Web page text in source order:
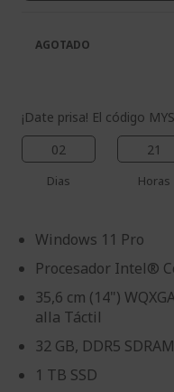
¡Date prisa! El código
02
Dias
21
Horas
Windows 11 Pro
Procesador Intel®
35,6 cm (14")
alla Táctil
32 GB, DDR5 SDRAM
1 TB SSD
AGOTADO